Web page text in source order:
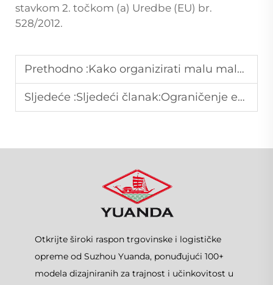
stavkom 2. točkom (a) Uredbe (EU) br.
528/2012.
Prethodno :Kako organizirati malu maloprodajnu trgovinu pomoću modularnih supermarketnih polica.
Sljedeće :Sljedeći članak:Ograničenje emisija CO2
Otkrijte široki raspon trgovinske i logističke
opreme od Suzhou Yuanda, ponuđujući 100+
modela dizajniranih za trajnost i učinkovitost u